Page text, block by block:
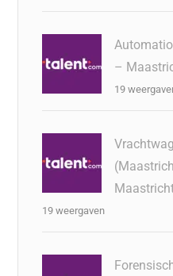
–
19
19 weergaven